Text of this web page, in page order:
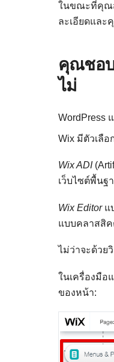
ในขณะที่คุณส
ละเอียดและ
คุณชอบ
ไม่
WordPress
Wix มีตัวเลื
Wix ADI
เว็บไซต์พื้นฐ
Wix Editor แ
แบบคลาสสิ
ไม่ว่าจะด้วย
ในเครื่องมือ
ของหน้า: